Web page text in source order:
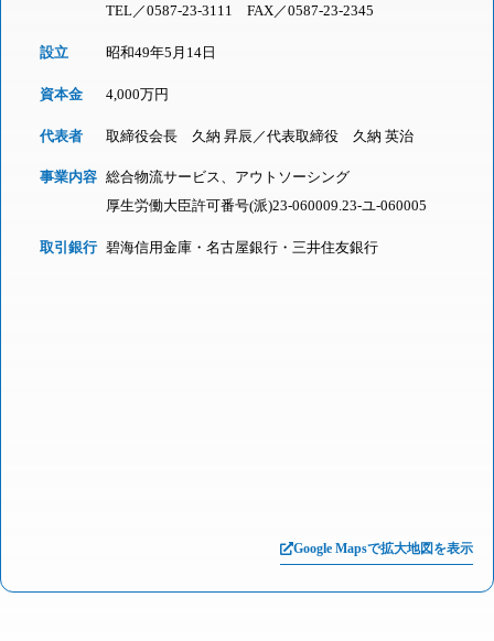
TEL／0587-23-3111 FAX／0587-23-2345
設立 昭和49年5月14日
資本金 4,000万円
代表者 取締役会長 久納 昇辰／代表取締役 久納 英治
事業内容 総合物流サービス、アウトソーシング
厚生労働大臣許可番号(派)23-060009.23-ユ-060005
取引銀行 碧海信用金庫・名古屋銀行・三井住友銀行
Google Mapsで拡大地図を表示